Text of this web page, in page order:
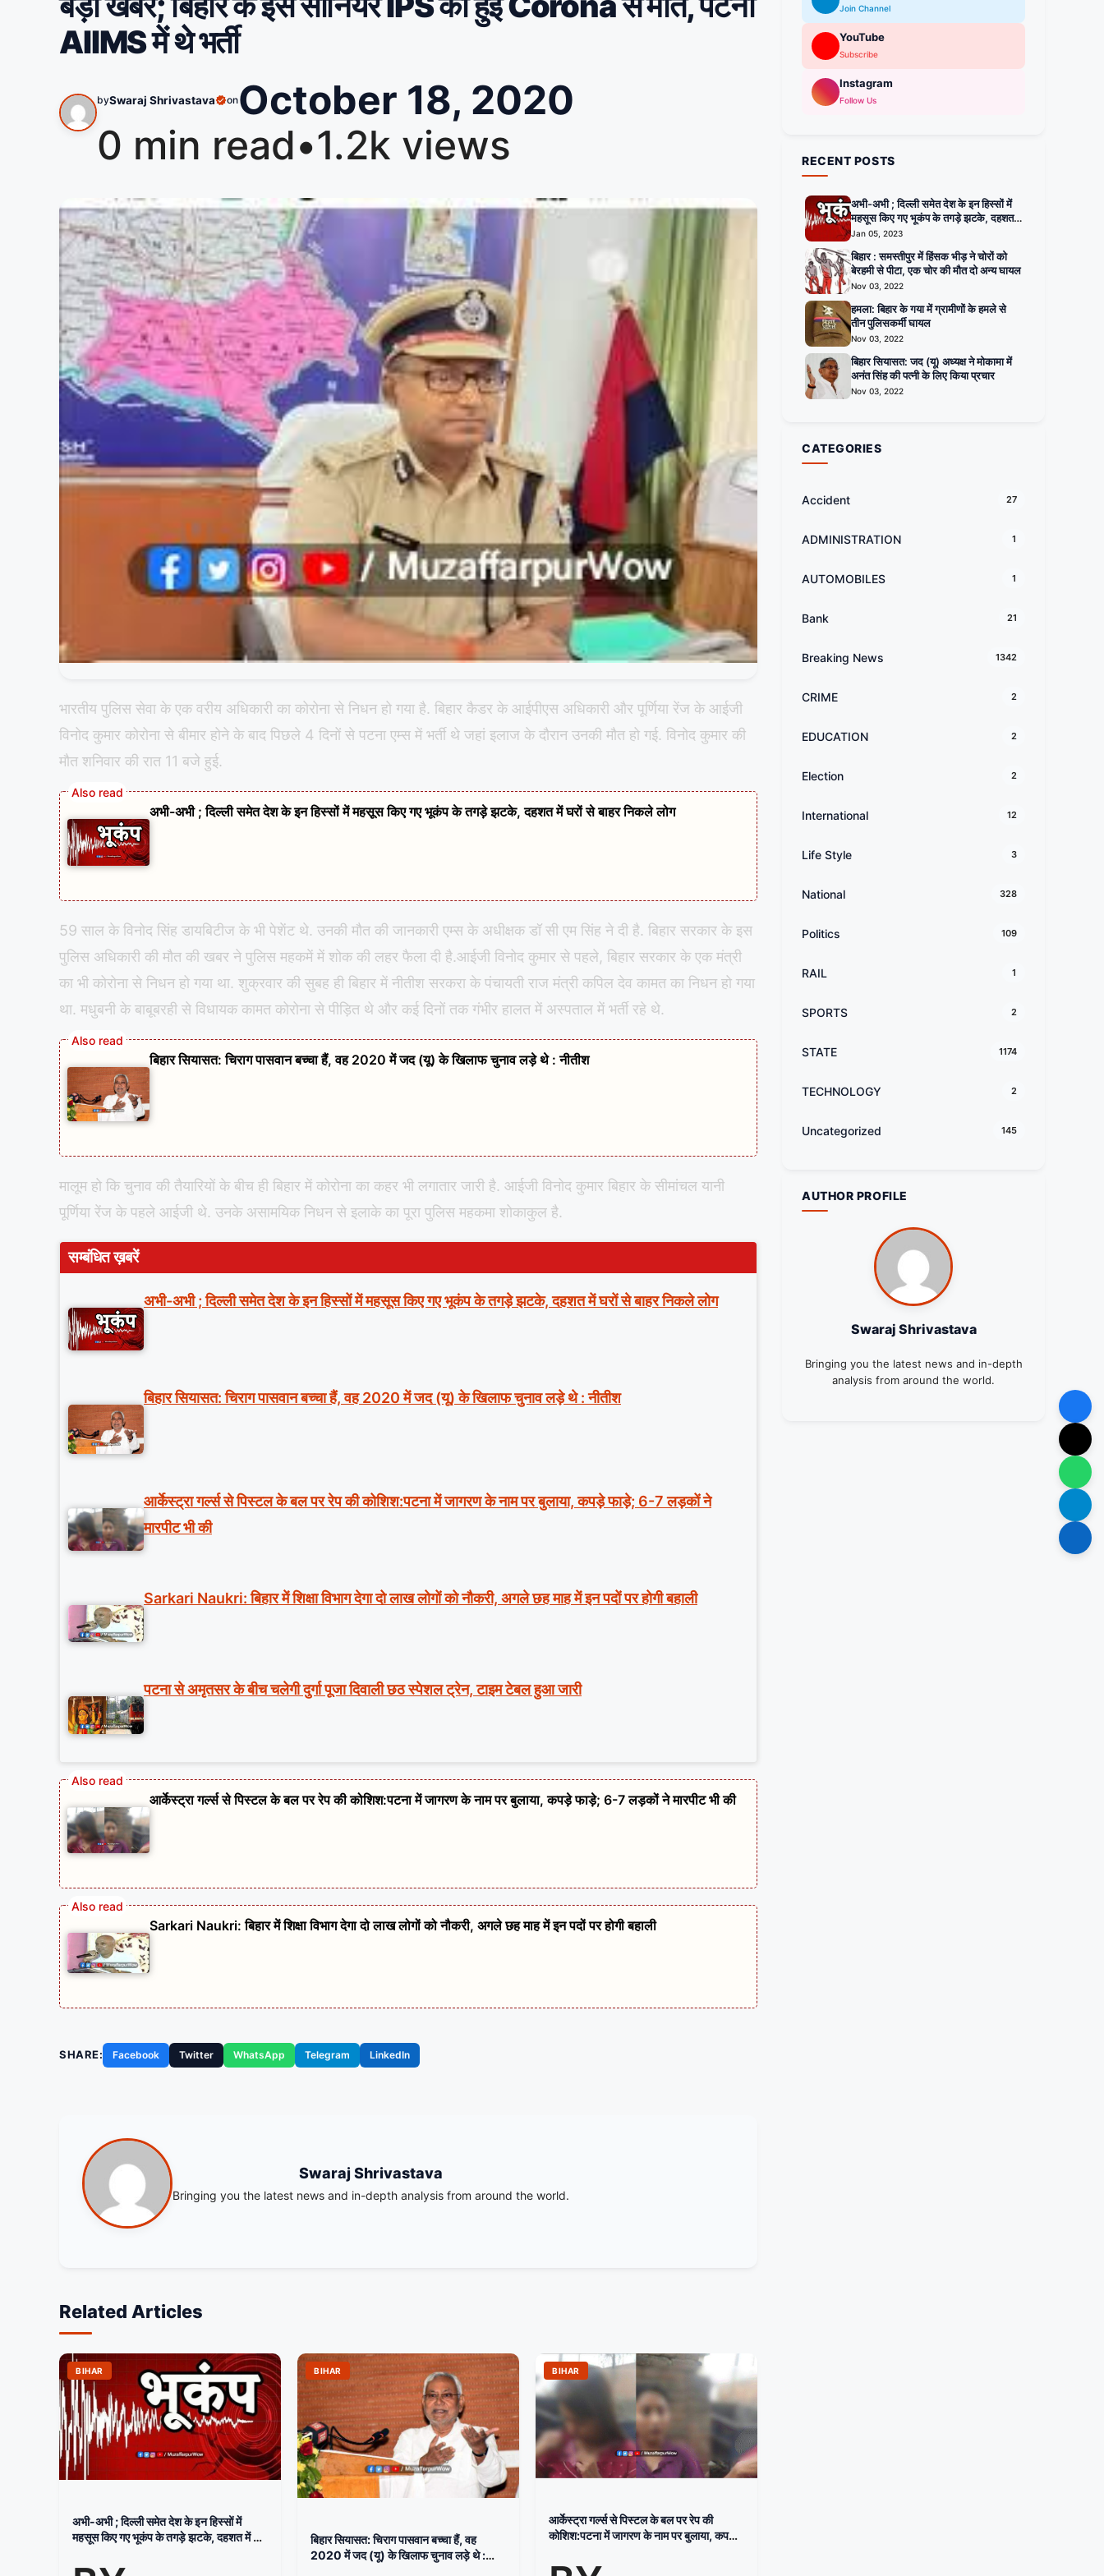
AIIMS में थे भर्ती
bySwaraj Shrivastava onOctober 18, 2020
0 min read•1.2k views
भारतीय पुलिस सेवा के एक वरीय अधिकारी का कोरोना से निधन हो गया है. बिहार कैडर के आईपीएस अधिकारी और पूर्णिया रेंज के आईजी
विनोद कुमार कोरोना से बीमार होने के बाद पिछले 4 दिनों से पटना एम्स में भर्ती थे जहां इलाज के दौरान उनकी मौत हो गई. विनोद कुमार की
मौत शनिवार की रात 11 बजे हुई.
अभी-अभी ; दिल्ली समेत देश के इन हिस्सों में महसूस किए गए भूकंप के तगड़े झटके, दहशत में घरों से बाहर निकले लोग
59 साल के विनोद सिंह डायबिटीज के भी पेशेंट थे. उनकी मौत की जानकारी एम्स के अधीक्षक डॉ सी एम सिंह ने दी है. बिहार सरकार के इस
पुलिस अधिकारी की मौत की खबर ने पुलिस महकमें में शोक की लहर फैला दी है.आईजी विनोद कुमार से पहले, बिहार सरकार के एक मंत्री
का भी कोरोना से निधन हो गया था. शुक्रवार की सुबह ही बिहार में नीतीश सरकरा के पंचायती राज मंत्री कपिल देव कामत का निधन हो गया
था. मधुबनी के बाबूबरही से विधायक कामत कोरोना से पीड़ित थे और कई दिनों तक गंभीर हालत में अस्पताल में भर्ती रहे थे.
बिहार सियासत: चिराग पासवान बच्चा हैं, वह 2020 में जद (यू) के खिलाफ चुनाव लड़े थे : नीतीश
मालूम हो कि चुनाव की तैयारियों के बीच ही बिहार में कोरोना का कहर भी लगातार जारी है. आईजी विनोद कुमार बिहार के सीमांचल यानी
पूर्णिया रेंज के पहले आईजी थे. उनके असामयिक निधन से इलाके का पूरा पुलिस महकमा शोकाकुल है.
सम्बंधित ख़बरें
अभी-अभी ; दिल्ली समेत देश के इन हिस्सों में महसूस किए गए भूकंप के तगड़े झटके, दहशत में घरों से बाहर निकले लोग
बिहार सियासत: चिराग पासवान बच्चा हैं, वह 2020 में जद (यू) के खिलाफ चुनाव लड़े थे : नीतीश
आर्केस्ट्रा गर्ल्स से पिस्टल के बल पर रेप की कोशिश:पटना में जागरण के नाम पर बुलाया, कपड़े फाड़े; 6-7 लड़कों ने
मारपीट भी की
Sarkari Naukri: बिहार में शिक्षा विभाग देगा दो लाख लोगों को नौकरी, अगले छह माह में इन पदों पर होगी बहाली
पटना से अमृतसर के बीच चलेगी दुर्गा पूजा दिवाली छठ स्पेशल ट्रेन, टाइम टेबल हुआ जारी
आर्केस्ट्रा गर्ल्स से पिस्टल के बल पर रेप की कोशिश:पटना में जागरण के नाम पर बुलाया, कपड़े फाड़े; 6-7 लड़कों ने मारपीट भी की
Sarkari Naukri: बिहार में शिक्षा विभाग देगा दो लाख लोगों को नौकरी, अगले छह माह में इन पदों पर होगी बहाली
SHARE: Facebook Twitter WhatsApp Telegram LinkedIn
Swaraj Shrivastava
Bringing you the latest news and in-depth analysis from around the world.
Related Articles
BIHAR
अभी-अभी ; दिल्ली समेत देश के इन हिस्सों में
महसूस किए गए भूकंप के तगड़े झटके, दहशत में घरों
BIHAR
बिहार सियासत: चिराग पासवान बच्चा हैं, वह
2020 में जद (यू) के खिलाफ चुनाव लड़े थे :
BIHAR
आर्केस्ट्रा गर्ल्स से पिस्टल के बल पर रेप की
कोशिश:पटना में जागरण के नाम पर बुलाया, कपड़े
Join Channel
YouTube
Subscribe
Instagram
Follow Us
RECENT POSTS
अभी-अभी ; दिल्ली समेत देश के इन हिस्सों में
महसूस किए गए भूकंप के तगड़े झटके, दहशत में
घरों से बाहर निकले लोग
Jan 05, 2023
बिहार : समस्तीपुर में हिंसक भीड़ ने चोरों को
बेरहमी से पीटा, एक चोर की मौत दो अन्य घायल
Nov 03, 2022
हमला: बिहार के गया में ग्रामीणों के हमले से
तीन पुलिसकर्मी घायल
Nov 03, 2022
बिहार सियासत: जद (यू) अध्यक्ष ने मोकामा में
अनंत सिंह की पत्नी के लिए किया प्रचार
Nov 03, 2022
CATEGORIES
Accident 27
ADMINISTRATION 1
AUTOMOBILES 1
Bank 21
Breaking News 1342
CRIME 2
EDUCATION 2
Election 2
International 12
Life Style 3
National 328
Politics 109
RAIL 1
SPORTS 2
STATE 1174
TECHNOLOGY 2
Uncategorized 145
AUTHOR PROFILE
Swaraj Shrivastava
Bringing you the latest news and in-depth
analysis from around the world.